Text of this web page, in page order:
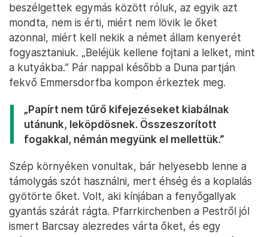
beszélgettek egymás között róluk, az egyik azt
mondta, nem is érti, miért nem lövik le őket
azonnal, miért kell nekik a német állam kenyerét
fogyasztaniuk. „Beléjük kellene fojtani a lelket, mint
a kutyákba.” Pár nappal később a Duna partján
fekvő Emmersdorfba kompon érkeztek meg.
„Papírt nem tűrő kifejezéseket kiabálnak
utánunk, leköpdösnek. Összeszorított
fogakkal, némán megyünk el mellettük.”
Szép környéken vonultak, bár helyesebb lenne a
támolygás szót használni, mert éhség és a koplalás
gyötörte őket. Volt, aki kínjában a fenyőgallyak
gyantás szárát rágta. Pfarrkirchenben a Pestről jól
ismert Barcsay alezredes várta őket, és egy